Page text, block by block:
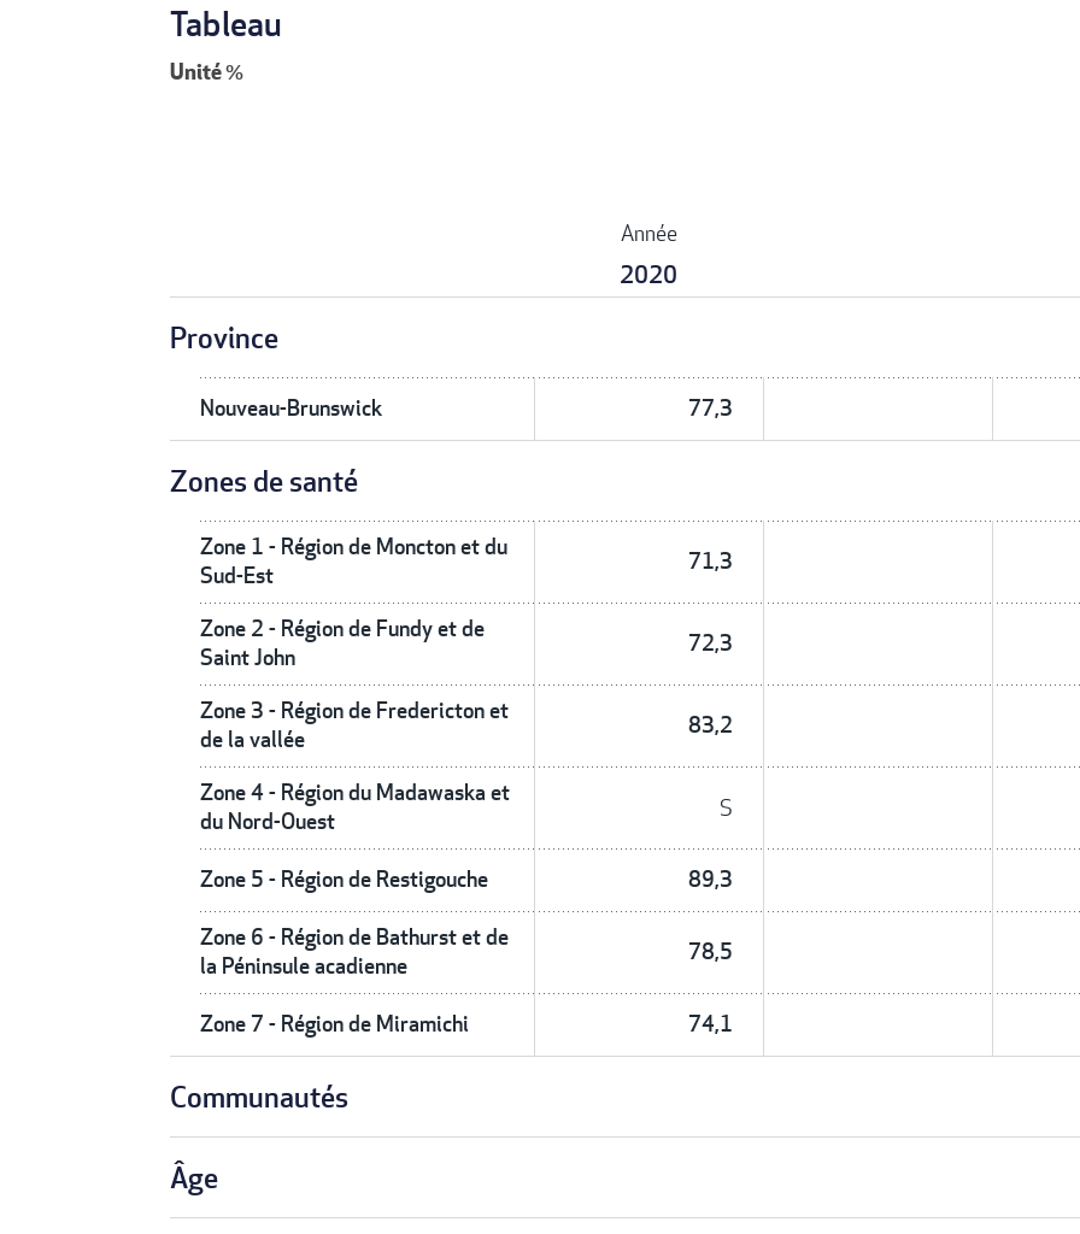
Tableau
Unité%
Année
2020
Province
Nouveau-Brunswick 77,3
Zones de santé
Zone 1 - Région de Moncton et du
Sud-Est
71,3
Zone 2 - Région de Fundy et de
Saint John
72,3
Zone 3 - Région de Fredericton et
de la vallée
83,2
Zone 4 - Région du Madawaska et
du Nord-Ouest
S
Zone 5 - Région de Restigouche 89,3
Zone 6 - Région de Bathurst et de
la Péninsule acadienne
78,5
Zone 7 - Région de Miramichi 74,1
Communautés
Âge